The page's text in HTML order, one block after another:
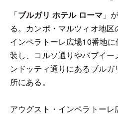
「ブルガリ ホテル ローマ 」
る。カンポ・マルツィオ地区
インペラトーレ広場10番地
装し、コルソ通りやバブイー
ンドッティ通りにあるブル
所にある。
アウグスト・インペラトー